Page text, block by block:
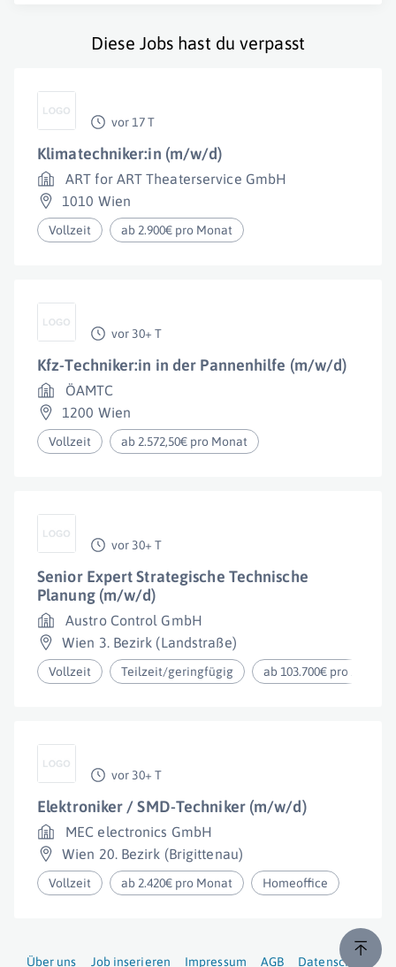
Diese Jobs hast du verpasst
vor 17 T
Klimatechniker:in (m/w/d)
ART for ART Theaterservice GmbH
1010 Wien
Vollzeit ab 2.900€ pro Monat
vor 30+ T
Kfz-Techniker:in in der Pannenhilfe (m/w/d)
ÖAMTC
1200 Wien
Vollzeit ab 2.572,50€ pro Monat
vor 30+ T
Senior Expert Strategische Technische
Planung (m/w/d)
Austro Control GmbH
Wien 3. Bezirk (Landstraße)
Vollzeit Teilzeit/geringfügig ab 103.700€ pro Jahr
vor 30+ T
Elektroniker / SMD-Techniker (m/w/d)
MEC electronics GmbH
Wien 20. Bezirk (Brigittenau)
Vollzeit ab 2.420€ pro Monat Homeoffice
Über uns Job inserieren Impressum AGB Datenschutz